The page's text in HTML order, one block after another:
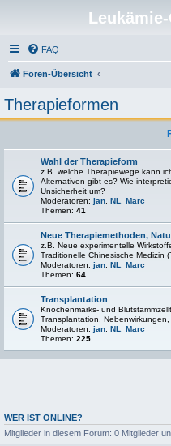
FAQ
Foren-Übersicht
Therapieformen
Wahl der Therapieform
z.B. welche Therapiewege kann
Alternativen gibt es? Wie
Unsicherheit um?
Moderatoren: jan NL
Marc
Themen: 41
Neue Therapiemethoden,
z.B. Neue experimentelle
Traditionelle Chinesische Medizin
Moderatoren: jan NL
Marc
Themen: 64
Transplantation
Knochenmarks- und
Transplantation,
Moderatoren: jan NL
Marc
Themen: 225
WER IST ONLINE?
Mitglieder in diesem Forum: 0 Mitglieder